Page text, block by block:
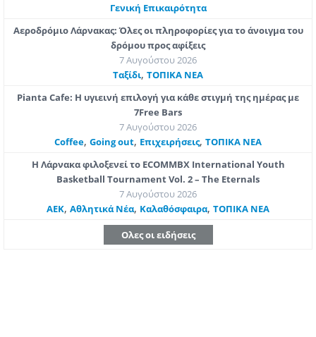
Γενική Επικαιρότητα
Αεροδρόμιο Λάρνακας: Όλες οι πληροφορίες για το άνοιγμα του
δρόμου προς αφίξεις
7 Αυγούστου 2026
Ταξίδι, ΤΟΠΙΚΑ ΝΕΑ
Pianta Cafe: Η υγιεινή επιλογή για κάθε στιγμή της ημέρας με
7Free Bars
7 Αυγούστου 2026
Coffee, Going out, Επιχειρήσεις, ΤΟΠΙΚΑ ΝΕΑ
Η Λάρνακα φιλοξενεί το ECOMMBX International Youth
Basketball Tournament Vol. 2 – The Eternals
7 Αυγούστου 2026
ΑΕΚ, Αθλητικά Νέα, Καλαθόσφαιρα, ΤΟΠΙΚΑ ΝΕΑ
Ολες οι ειδήσεις